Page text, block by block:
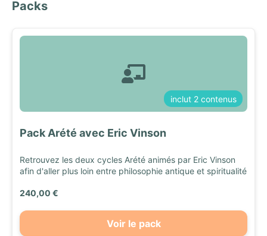
Packs
inclut 2 contenus
Pack Arété avec Eric Vinson
Retrouvez les deux cycles Arété animés par Eric Vinson
afin d'aller plus loin entre philosophie antique et spiritualité
240,00 €
Voir le pack